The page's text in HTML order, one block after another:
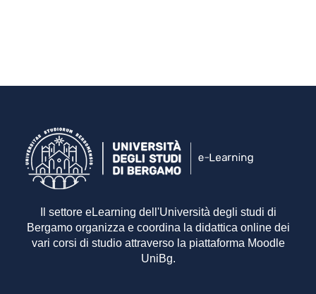
Il settore eLearning dell'Università degli studi di
Bergamo organizza e coordina la didattica online dei
vari corsi di studio attraverso la piattaforma Moodle
UniBg.